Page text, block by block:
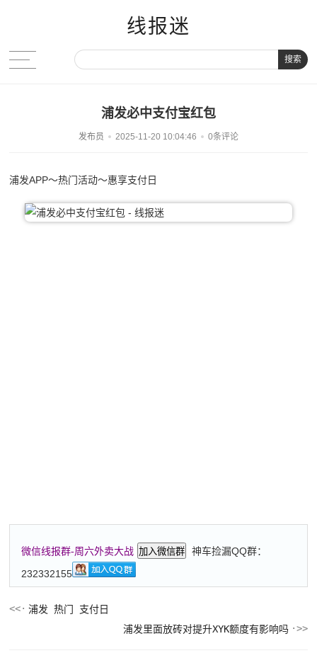
线报迷
搜索
浦发必中支付宝红包
发布员 2025-11-20 10:04:46 0条评论
浦发APP～热门活动～惠享支付日
微信线报群-周六外卖大战 加入微信群
神车捡漏QQ群：
232332155
浦发 热门 支付日
浦发里面放砖对提升XYK额度有影响吗